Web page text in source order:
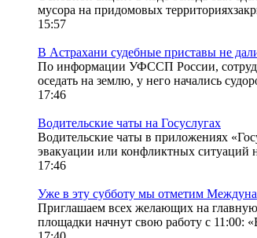
мусора на придомовых
15:57
В Астрахани судебные приставы не
По информации УФССП России,
оседать на землю, у него начались
17:46
Водительские чаты на Госуслугах
Водительские чаты в приложениях
эвакуации или конфликтных ситуаций
17:46
Уже в эту субботу мы отметим
Приглашаем всех желающих на главную
площадки начнут свою работу с 11:00: